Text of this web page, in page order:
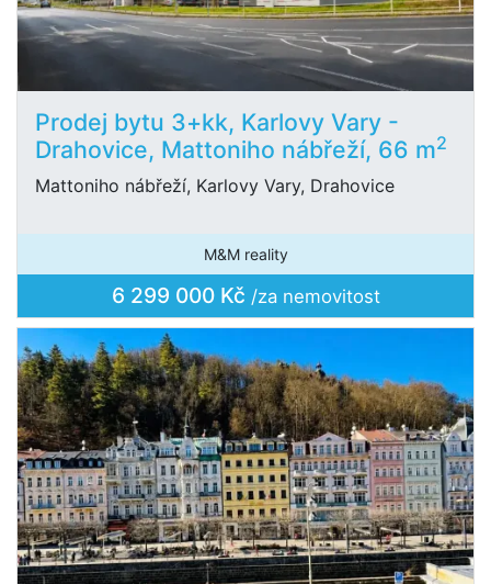
Prodej bytu 3+kk, Karlovy Vary -
Drahovice, Mattoniho nábřeží, 66 m2
Mattoniho nábřeží, Karlovy Vary, Drahovice
M&M reality
6 299 000 Kč /za nemovitost